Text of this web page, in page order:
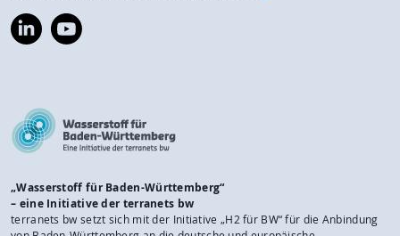
https://www.linkedin.com/company/terranets-
bw-
https://www.youtube.com/@terranetsbw
„Wasserstoff für Baden-Württemberg“
– eine Initiative der terranets bw
terranets bw setzt sich mit der Initiative „H2 für BW“ für die Anbindung